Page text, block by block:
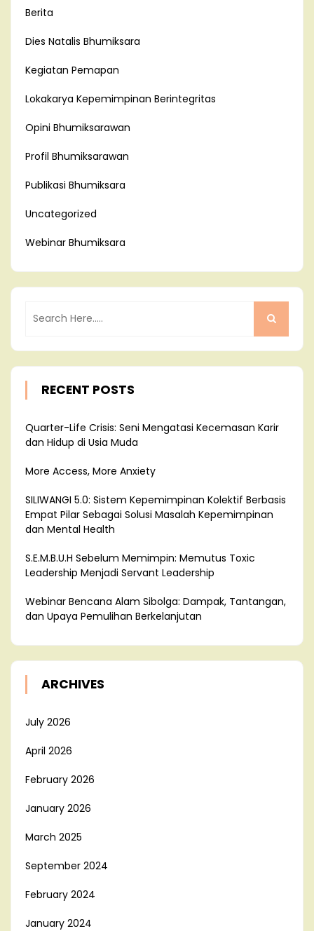
Berita
Dies Natalis Bhumiksara
Kegiatan Pemapan
Lokakarya Kepemimpinan Berintegritas
Opini Bhumiksarawan
Profil Bhumiksarawan
Publikasi Bhumiksara
Uncategorized
Webinar Bhumiksara
RECENT POSTS
Quarter-Life Crisis: Seni Mengatasi Kecemasan Karir
dan Hidup di Usia Muda
More Access, More Anxiety
SILIWANGI 5.0: Sistem Kepemimpinan Kolektif Berbasis
Empat Pilar Sebagai Solusi Masalah Kepemimpinan
dan Mental Health
S.E.M.B.U.H Sebelum Memimpin: Memutus Toxic
Leadership Menjadi Servant Leadership
Webinar Bencana Alam Sibolga: Dampak, Tantangan,
dan Upaya Pemulihan Berkelanjutan
ARCHIVES
July 2026
April 2026
February 2026
January 2026
March 2025
September 2024
February 2024
January 2024